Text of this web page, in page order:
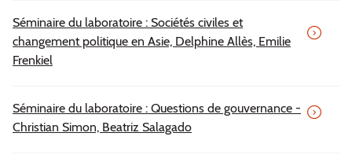
Séminaire du laboratoire : Sociétés civiles et
changement politique en Asie, Delphine Allès, Emilie
Frenkiel
Séminaire du laboratoire : Questions de gouvernance -
Christian Simon, Beatriz Salagado